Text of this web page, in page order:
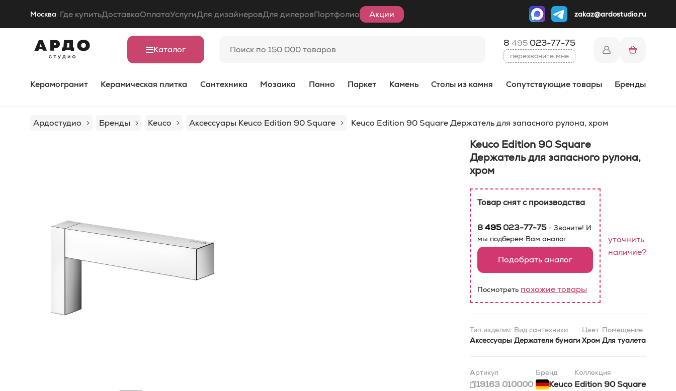
Москва Где купитьДоставкаОплатаУслугиДля дизайнеровДля дилеровПортфолио Акции zakaz@ardostudio.ru
Каталог
8 495 023-77-75
перезвоните мне
Керамогранит Керамическая плитка Сантехника Мозаика Панно Паркет Камень Столы из камня Сопутствующие товары Бренды
Ардостудио Бренды Keuco Аксессуары Keuco Edition 90 Square Keuco Edition 90 Square Держатель для запасного рулона, хром
Keuco Edition 90 Square
Держатель для запасного рулона,
хром
Товар снят с производства
8495023-77-75- Звоните! И
мы подберём Вам аналог.
Подобрать аналог
Посмотреть похожие товары
уточнить
наличие?
Тип изделия
Аксессуары
Вид сантехники
Держатели бумаги
Цвет
Хром
Помещение
Для туалета
Артикул
19163 010000
Бренд
Keuco
Коллекция
Edition 90 Square